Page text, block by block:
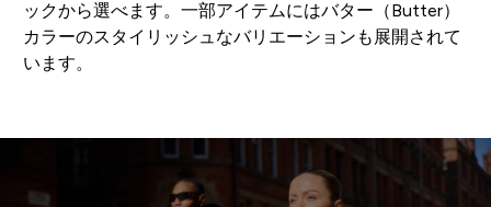
ックから選べます。一部アイテムにはバター（Butter）
カラーのスタイリッシュなバリエーションも展開されて
います。